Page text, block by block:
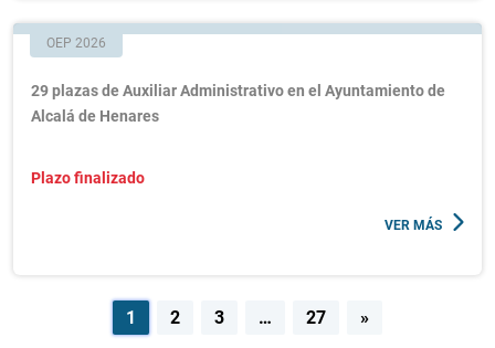
OEP 2026
29 plazas de Auxiliar Administrativo en el Ayuntamiento de
Alcalá de Henares
Plazo finalizado
VER MÁS
Navegación
1 2 3 … 27 »